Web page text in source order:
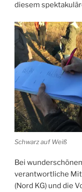
diesem
Schwarz auf Weiß
Bei
verantwortliche
(Nord KG) und die